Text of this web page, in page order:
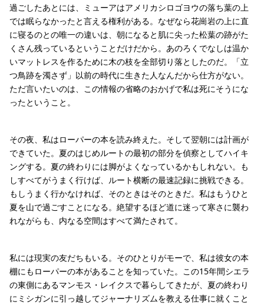
過ごしたあとには、ミューアはアメリカシロゴヨウの落ち葉の上
では眠らなかったと言える権利がある。なぜなら花崗岩の上に直
に寝るのとの唯一の違いは、朝になると肌に尖った松葉の跡がた
くさん残っているということだけだから。あのろくでなしは温か
いマットレスを作るために木の枝を全部切り落としたのだ。「立
つ鳥跡を濁さず」以前の時代に生きた人なんだから仕方がない。
ただ言いたいのは、この情報の省略のおかげで私は死にそうにな
ったということ。
その夜、私はローパーの本を読み終えた。そして翌朝には計画が
できていた。夏のはじめルートの最初の部分を偵察としてハイキ
ングする。夏の終わりには脚がよくなっているかもしれない。も
しすべてがうまく行けば、ルート横断の最速記録に挑戦できる。
もしうまく行かなければ、そのときはそのときだ。私はもうひと
夏を山で過ごすことになる。絶望するほど道に迷って寒さに襲わ
れながらも、内なる空間はすべて満たされて。
私には現実の友だちもいる。そのひとりがモーで、私は彼女の本
棚にもローパーの本があることを知っていた。この15年間シエラ
の東側にあるマンモス・レイクスで暮らしてきたが、夏の終わり
にミシガンに引っ越してジャーナリズムを教える仕事に就くこと